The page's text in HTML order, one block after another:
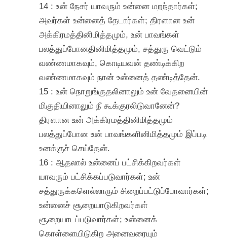
14 : உன் நேசர் யாவரும் உன்னை மறந்தார்கள்;
அவர்கள் உன்னைத் தேடார்கள்; திரளான உன்
அக்கிரமத்தினிமித்தமும், உன் பாவங்கள்
பலத்துப்போனதினிமித்தமும், சத்துரு வெட்டும்
வண்ணமாகவும், கொடியவன் தண்டிக்கிற
வண்ணமாகவும் நான் உன்னைத் தண்டித்தேன்.
15 : உன் நொறுங்குதலினாலும் உன் வேதனையின்
மிகுதியினாலும் நீ கூக்குரலிடுவானேன்?
திரளான உன் அக்கிரமத்தினிமித்தமும்
பலத்துப்போன உன் பாவங்களினிமித்தமும் இப்படி
உனக்குச் செய்தேன்.
16 : ஆதலால் உன்னைப் பட்சிக்கிறவர்கள்
யாவரும் பட்சிக்கப்படுவார்கள்; உன்
சத்துருக்களெல்லாரும் சிறைப்பட்டுப்போவார்கள்;
உன்னைச் சூறையாடுகிறவர்கள்
சூறையாடப்படுவார்கள்; உன்னைக்
கொள்ளையிடுகிற அனைவரையும்